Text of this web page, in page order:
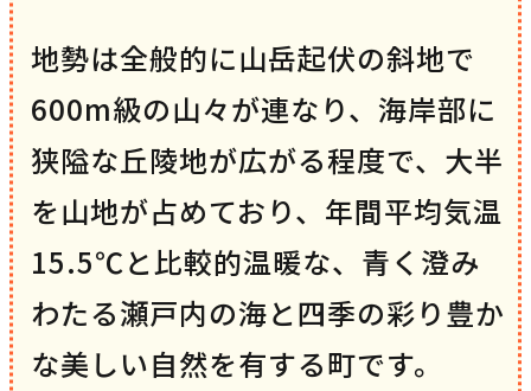
地勢は全般的に山岳起伏の斜地で
600m級の山々が連なり、海岸部に
狭隘な丘陵地が広がる程度で、大半
を山地が占めており、年間平均気温
15.5℃と比較的温暖な、青く澄み
わたる瀬戸内の海と四季の彩り豊か
な美しい自然を有する町です。